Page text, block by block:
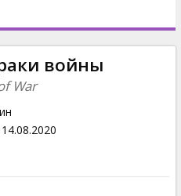
войны
War
14.08.2020